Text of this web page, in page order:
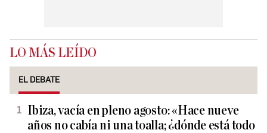
LO MÁS LEÍDO
EL DEBATE
Ibiza, vacía en pleno agosto: «Hace nueve
años no cabía ni una toalla; ¿dónde está todo